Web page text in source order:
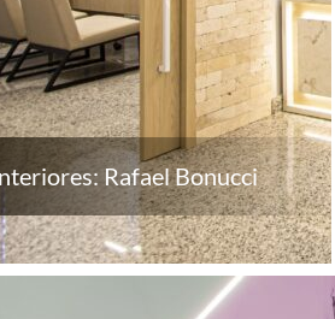
Rafael Bonucci